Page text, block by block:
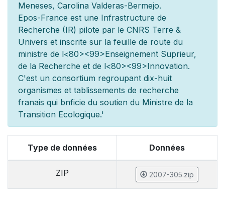
Meneses, Carolina Valderas-Bermejo.
Epos-France est une Infrastructure de
Recherche (IR) pilote par le CNRS Terre &
Univers et inscrite sur la feuille de route du
ministre de l<80><99>Enseignement Suprieur,
de la Recherche et de l<80><99>Innovation.
C'est un consortium regroupant dix-huit
organismes et tablissements de recherche
franais qui bnficie du soutien du Ministre de la
Transition Ecologique.'
Type de données Données
ZIP 2007-305.zip